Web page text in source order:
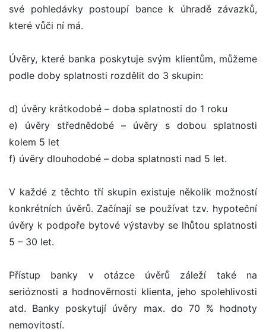
své pohledávky postoupí bance k úhradě závazků,
které vůči ní má.
Úvěry, které banka poskytuje svým klientům, můžeme
podle doby splatnosti rozdělit do 3 skupin:
d) úvěry krátkodobé – doba splatnosti do 1 roku
e) úvěry střednědobé – úvěry s dobou splatnosti
kolem 5 let
f) úvěry dlouhodobé – doba splatnosti nad 5 let.
V každé z těchto tří skupin existuje několik možností
konkrétních úvěrů. Začínají se používat tzv. hypoteční
úvěry k podpoře bytové výstavby se lhůtou splatnosti
5 – 30 let.
Přístup banky v otázce úvěrů záleží také na
serióznosti a hodnověrnosti klienta, jeho spolehlivosti
atd. Banky poskytují úvěry max. do 70 % hodnoty
nemovitostí.